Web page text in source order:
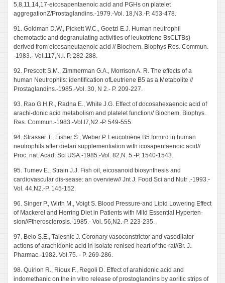
5,8,11,14,17-eicosapentaenoic acid and PGHs on platelet
aggregationZ/Prostaglandins.-1979.-Vol. 18,N3.-P. 453-478.
91. Goldman D.W., Pickett W.C., Goetzl E.J. Human neutrophil
chemotactic and degranulating activities of leukotriene BsCLTBs)
derived from eicosaneutaenoic acid // Biochem. Biophys Res. Commun.
-1983.- Vol.117,N.l. P. 282-288.
92. Prescott S.M., Zimmerman G.A., Morrison A. R. The effects of a
human Neutrophils: identification ofLeutriene B5 as a Metabolite //
Prostaglandins.-1985.-Vol. 30, N 2.- P. 209-227.
93. Rao G.H.R., Radna E., White J.G. Effect of docosahexaenoic acid of
arachi-donic acid metabolism and platelet function// Biochem. Biophys.
Res. Commun.-1983.-Vol.l7,N2.-P. 549-555.
94. Strasser Т., Fisher S., Weber P. Leucotriene B5 formrd in human
neutrophils after dietari supplementiation with icosapentaenoic acid//
Proc. nat. Acad. Sci USA.-1985.-Vol. 82,N. 5.-P. 1540-1543.
95. Tumev E., Strain J.J. Fish oil, eicosanoid biosynthesis and
cardiovascular dis-sease: an overview// Jnt J. Food Sci and Nutr .-1993.-
Vol. 44,N2.-P. 145-152.
96. Singer P., Wirth M., Voigt S. Blood Pressure-and Lipid Lowering Effect
of Mackerel and Herring Diet in Patients with Mild Essential Hyperten-
sion//Ftherosclerosis.-1985.- Vol. 56,N2.-P. 223-235.
97. Belo S.E., Talesnic J. Coronary vasoconstrictor and vasodilator
actions of arachidonic acid in isolate renised heart of the rat//Br. J.
Pharmac.-1982. Vol.75. - P. 269-286.
98. Quirion R., Rioux F., Regoli D. Effect of arahidonic acid and
indomethanic on the in vitro release of prostoglandins by aoritic strips of